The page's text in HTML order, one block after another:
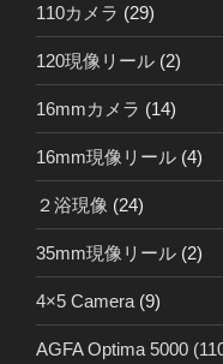
110カメラ (29)
120現像リール (2)
16mmカメラ (14)
16mm現像リール (4)
２浴現像 (24)
35mm現像リール (2)
4×5 Camera (9)
AGFA Optima 5000